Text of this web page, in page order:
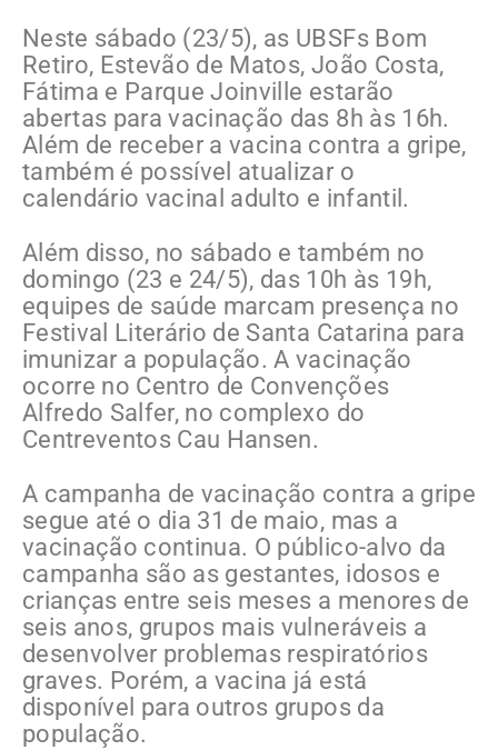
Neste sábado (23/5), as UBSFs Bom
Retiro, Estevão de Matos, João Costa,
Fátima e Parque Joinville estarão
abertas para vacinação das 8h às 16h.
Além de receber a vacina contra a gripe,
também é possível atualizar o
calendário vacinal adulto e infantil.
Além disso, no sábado e também no
domingo (23 e 24/5), das 10h às 19h,
equipes de saúde marcam presença no
Festival Literário de Santa Catarina para
imunizar a população. A vacinação
ocorre no Centro de Convenções
Alfredo Salfer, no complexo do
Centreventos Cau Hansen.
A campanha de vacinação contra a gripe
segue até o dia 31 de maio, mas a
vacinação continua. O público-alvo da
campanha são as gestantes, idosos e
crianças entre seis meses a menores de
seis anos, grupos mais vulneráveis a
desenvolver problemas respiratórios
graves. Porém, a vacina já está
disponível para outros grupos da
população.